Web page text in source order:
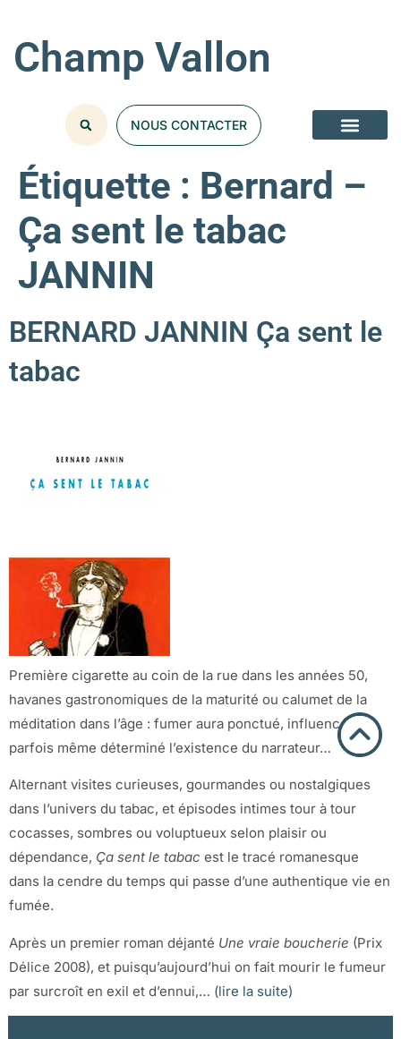
Champ Vallon
NOUS CONTACTER
Étiquette : Bernard –
Ça sent le tabac
JANNIN
BERNARD JANNIN Ça sent le
tabac
Première cigarette au coin de la rue dans les années 50,
havanes gastronomiques de la maturité ou calumet de la
méditation dans l’âge : fumer aura ponctué, influencé,
parfois même déterminé l’existence du narrateur…
Alternant visites curieuses, gourmandes ou nostalgiques
dans l’univers du tabac, et épisodes intimes tour à tour
cocasses, sombres ou voluptueux selon plaisir ou
dépendance, Ça sent le tabac est le tracé romanesque
dans la cendre du temps qui passe d’une authentique vie en
fumée.
Après un premier roman déjanté Une vraie boucherie (Prix
Délice 2008), et puisqu’aujourd’hui on fait mourir le fumeur
par surcroît en exil et d’ennui,… (lire la suite)